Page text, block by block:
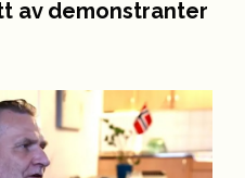
av demonstranter